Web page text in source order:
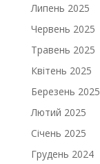
Липень 2025
Червень 2025
Травень 2025
Квітень 2025
Березень 2025
Лютий 2025
Січень 2025
Грудень 2024